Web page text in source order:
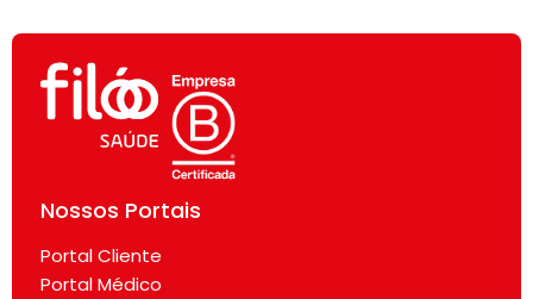
Nossos Portais
Portal Cliente
Portal Médico